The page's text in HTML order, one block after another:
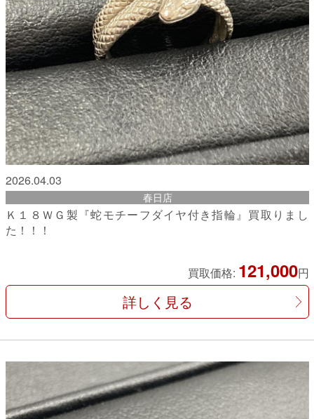
2026.04.03
春日店
Ｋ１８ＷＧ製『蛇モチーフダイヤ付き指輪』買取りまし
た！！！
買取価格: 121,000円
詳しく見る